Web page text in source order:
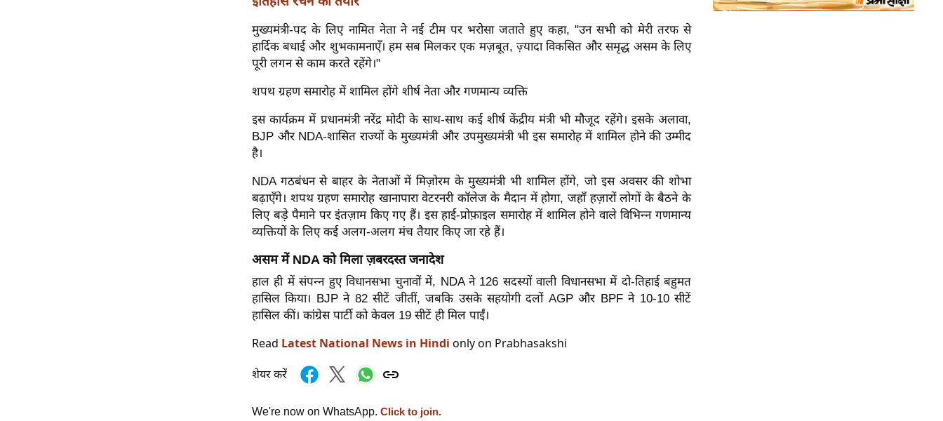
मुख्यमंत्री-पद के लिए नामित नेता ने नई टीम पर भरोसा जताते हुए कहा, "उन सभी को मेरी तरफ से
हार्दिक बधाई और शुभकामनाएँ। हम सब मिलकर एक मज़बूत, ज़्यादा विकसित और समृद्ध असम के लिए
पूरी लगन से काम करते रहेंगे।"
शपथ ग्रहण समारोह में शामिल होंगे शीर्ष नेता और गणमान्य व्यक्ति
इस कार्यक्रम में प्रधानमंत्री नरेंद्र मोदी के साथ-साथ कई शीर्ष केंद्रीय मंत्री भी मौजूद रहेंगे। इसके अलावा,
BJP और NDA-शासित राज्यों के मुख्यमंत्री और उपमुख्यमंत्री भी इस समारोह में शामिल होने की उम्मीद
है।
NDA गठबंधन से बाहर के नेताओं में मिज़ोरम के मुख्यमंत्री भी शामिल होंगे, जो इस अवसर की शोभा
बढ़ाएँगे। शपथ ग्रहण समारोह खानापारा वेटरनरी कॉलेज के मैदान में होगा, जहाँ हज़ारों लोगों के बैठने के
लिए बड़े पैमाने पर इंतज़ाम किए गए हैं। इस हाई-प्रोफ़ाइल समारोह में शामिल होने वाले विभिन्न गणमान्य
व्यक्तियों के लिए कई अलग-अलग मंच तैयार किए जा रहे हैं।
असम में NDA को मिला ज़बरदस्त जनादेश
हाल ही में संपन्न हुए विधानसभा चुनावों में, NDA ने 126 सदस्यों वाली विधानसभा में दो-तिहाई बहुमत
हासिल किया। BJP ने 82 सीटें जीतीं, जबकि उसके सहयोगी दलों AGP और BPF ने 10-10 सीटें
हासिल कीं। कांग्रेस पार्टी को केवल 19 सीटें ही मिल पाईं।
Read Latest National News in Hindi only on Prabhasakshi
शेयर करें
We're now on WhatsApp. Click to join.